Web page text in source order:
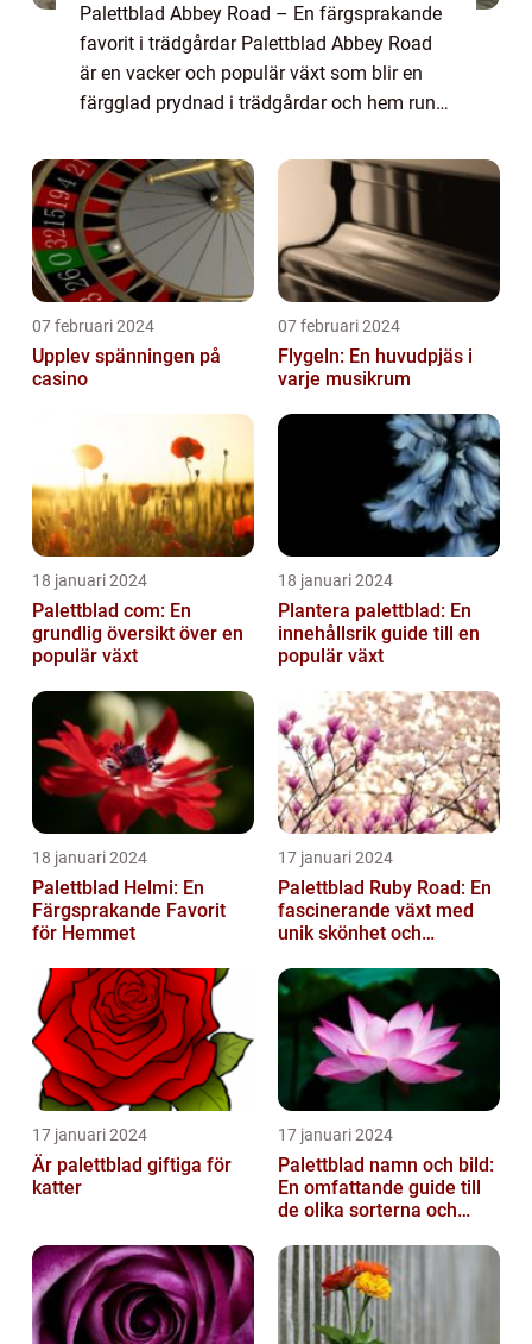
Palettblad Abbey Road – En färgsprakande
favorit i trädgårdar Palettblad Abbey Road
är en vacker och populär växt som blir en
färgglad prydnad i trädgårdar och hem runt
uttrycksfulla färger gör den till en ...
07 februari 2024
Upplev spänningen på
casino
07 februari 2024
Flygeln: En huvudpjäs i
varje musikrum
18 januari 2024
Palettblad com: En
grundlig översikt över en
populär växt
18 januari 2024
Plantera palettblad: En
innehållsrik guide till en
populär växt
18 januari 2024
Palettblad Helmi: En
Färgsprakande Favorit
för Hemmet
17 januari 2024
Palettblad Ruby Road: En
fascinerande växt med
unik skönhet och
17 januari 2024
Är palettblad giftiga för
katter
17 januari 2024
Palettblad namn och bild:
En omfattande guide till
de olika sorterna och